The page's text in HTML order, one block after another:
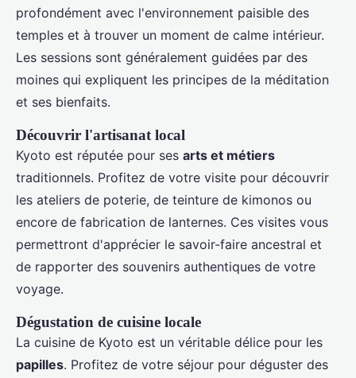
profondément avec l'environnement paisible des
temples et à trouver un moment de calme intérieur.
Les sessions sont généralement guidées par des
moines qui expliquent les principes de la méditation
et ses bienfaits.
Découvrir l'artisanat local
Kyoto est réputée pour ses arts et métiers
traditionnels. Profitez de votre visite pour découvrir
les ateliers de poterie, de teinture de kimonos ou
encore de fabrication de lanternes. Ces visites vous
permettront d'apprécier le savoir-faire ancestral et
de rapporter des souvenirs authentiques de votre
voyage.
Dégustation de cuisine locale
La cuisine de Kyoto est un véritable délice pour les
papilles. Profitez de votre séjour pour déguster des